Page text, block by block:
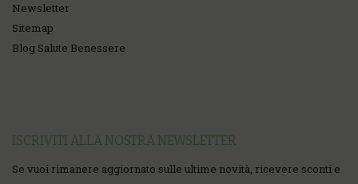
Newsletter
Sitemap
Blog Salute Benessere
ISCRIVITI ALLA NOSTRA NEWSLETTER
Se vuoi rimanere aggiornato sulle ultime novità, ricevere sconti e